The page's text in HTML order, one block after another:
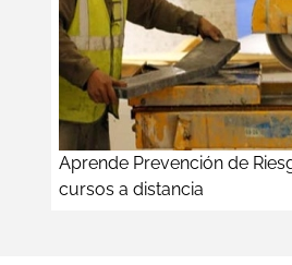
Aprende Prevención de
cursos a distancia